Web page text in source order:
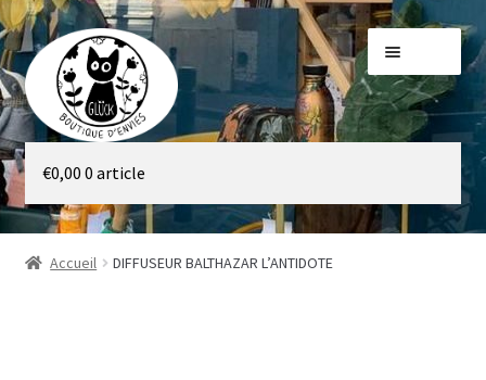
Aller
à
la
navigation
Aller
au
contenu
Galerie
Boutique
€0,00 0 article
Accueil DIFFUSEUR BALTHAZAR L’ANTIDOTE